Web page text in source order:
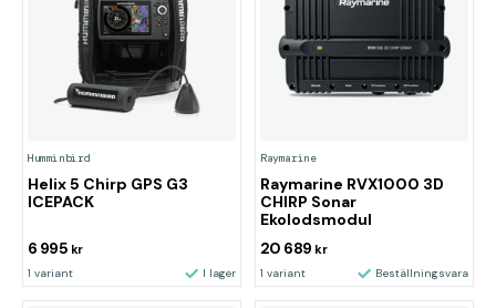
Humminbird
Helix 5 Chirp GPS G3
ICEPACK
6 995 kr
1 variant I lager
Raymarine
Raymarine RVX1000 3D
CHIRP Sonar
Ekolodsmodul
20 689 kr
1 variant Beställningsvara